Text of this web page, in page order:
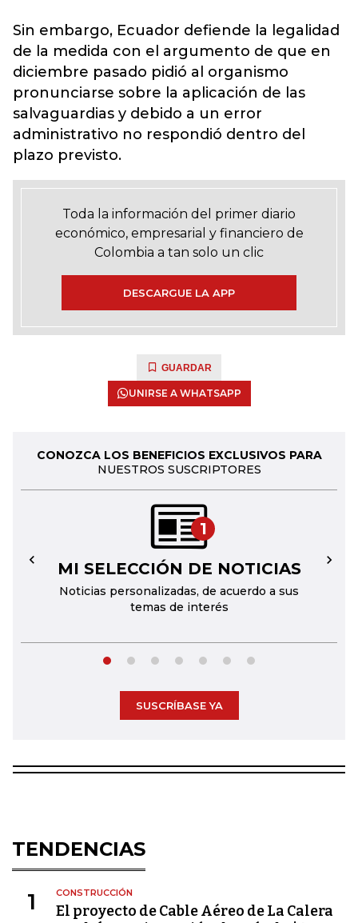
Sin embargo, Ecuador defiende la legalidad
de la medida con el argumento de que en
diciembre pasado pidió al organismo
pronunciarse sobre la aplicación de las
salvaguardias y debido a un error
administrativo no respondió dentro del
plazo previsto.
Toda la información del primer diario
económico, empresarial y financiero de
Colombia a tan solo un clic
DESCARGUE LA APP
GUARDAR
UNIRSE A WHATSAPP
CONOZCA LOS BENEFICIOS EXCLUSIVOS PARA
NUESTROS SUSCRIPTORES
1
MI SELECCIÓN DE NOTICIAS
Noticias personalizadas, de acuerdo a sus
temas de interés
← →
SUSCRÍBASE YA
TENDENCIAS
1 CONSTRUCCIÓN
El proyecto de Cable Aéreo de La Calera